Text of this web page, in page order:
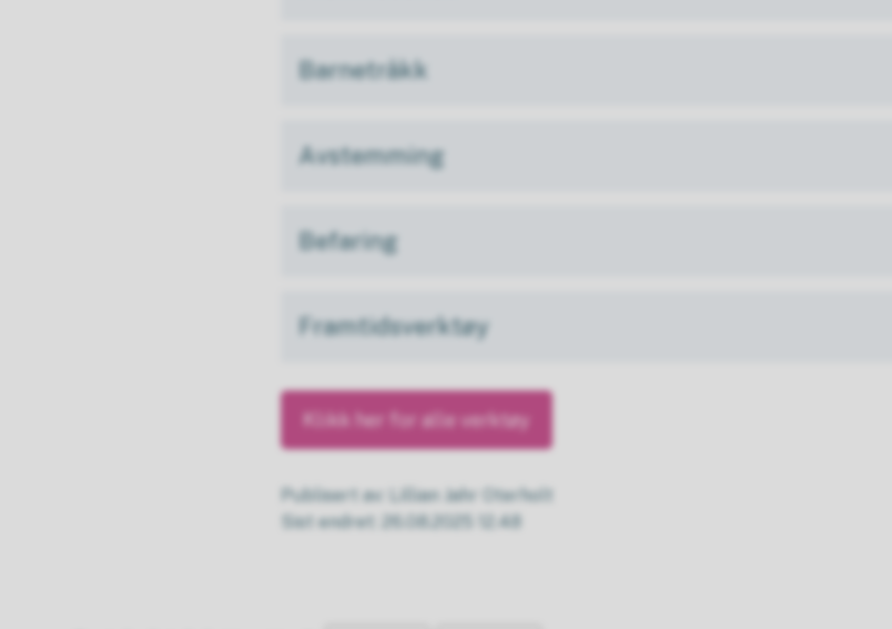
Barnetråkk
Avstemming
Befaring
Framtidsverktøy
Klikk her for alle verktøy
Publisert av
Lillian Jahr Oterholt
Sist endret
26.08.2025 12.48